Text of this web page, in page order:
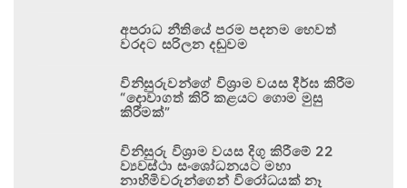
අපරාධ නීතියේ පරම පදනම හෙවත්
වරදට සරිලන දඬුවම
විනිසුරුවන්ගේ විශ්‍රාම වයස දීර්ඝ කිරීම
“දොවාගත් කිරි කළයට ගොම මුසු
කිරීමක්”
විනිසුරු විශ්‍රාම වයස දිගු කිරීමේ 22
ව්‍යවස්ථා සංශෝධනයට මහා
නාහිමිවරුන්ගෙන් විරෝධයක් නෑ